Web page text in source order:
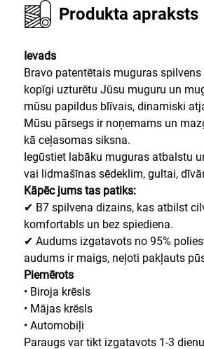
Produkta apraksts
Ievads
Bravo patentētais muguras
kopīgi uzturētu Jūsu muguru un
mūsu papildus blīvais, dinamiski
Mūsu pārsegs ir noņemams un
kā ceļasomas siksna.
Iegūstiet labāku muguras atbalstu
vai lidmašīnas sēdeklim, gultai,
Kāpēc jums tas patiks:
✔ B7 spilvena dizains, kas atbilst
komfortabls un bez spiediena.
✔ Audums izgatavots no 95%
audums ir maigs, neļoti pakļauts
Piemērots
• Biroja krēsls
• Mājas krēsls
• Automobiļi
Paraugs var tikt izgatavots 1-3